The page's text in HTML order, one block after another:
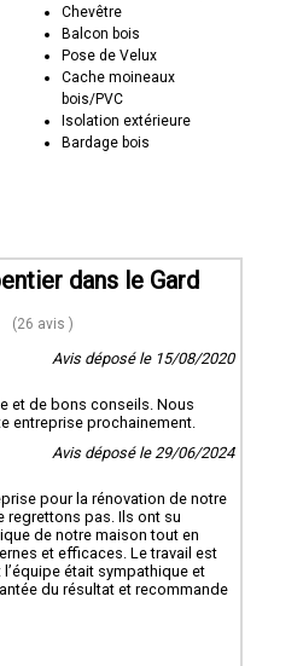
Chevêtre
Balcon bois
Pose de Velux
Cache moineaux
bois/PVC
Isolation extérieure
Bardage bois
dans le Gard
(26 avis )
Avis déposé le 15/08/2020
et de bons conseils. Nous
entreprise prochainement.
Avis déposé le 29/06/2024
pour la rénovation de notre
regrettons pas. Ils ont su
de notre maison tout en
et efficaces. Le travail est
était sympathique et
du résultat et recommande